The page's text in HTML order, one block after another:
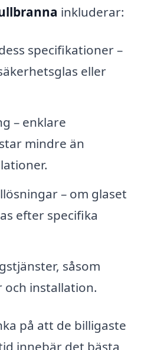
inkluderar:
specifikationer –
eller
– enklare
mindre än
– om glaset
efter specifika
såsom
installation.
på att de billigaste
innebär det bästa